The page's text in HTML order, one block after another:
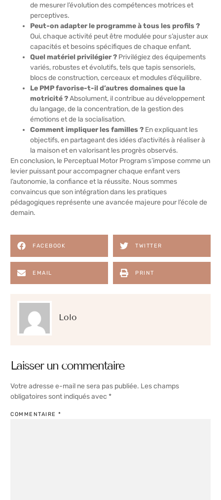
de mesurer l’évolution des compétences motrices et
perceptives.
Peut-on adapter le programme à tous les profils ?
Oui, chaque activité peut être modulée pour s’ajuster aux
capacités et besoins spécifiques de chaque enfant.
Quel matériel privilégier ? Privilégiez des équipements
variés, robustes et évolutifs, tels que tapis sensoriels,
blocs de construction, cerceaux et modules d’équilibre.
Le PMP favorise-t-il d’autres domaines que la
motricité ?Absolument, il contribue au développement
du langage, de la concentration, de la gestion des
émotions et de la socialisation.
Comment impliquer les familles ? En expliquant les
objectifs, en partageant des idées d’activités à réaliser à
la maison et en valorisant les progrès observés.
En conclusion, le Perceptual Motor Program s’impose comme un
levier puissant pour accompagner chaque enfant vers
l’autonomie, la confiance et la réussite. Nous sommes
convaincus que son intégration dans les pratiques
pédagogiques représente une avancée majeure pour l’école de
demain.
FACEBOOK TWITTER
EMAIL PRINT
Lolo
Laisser un commentaire
Votre adresse e-mail ne sera pas publiée. Les champs
obligatoires sont indiqués avec *
COMMENTAIRE *